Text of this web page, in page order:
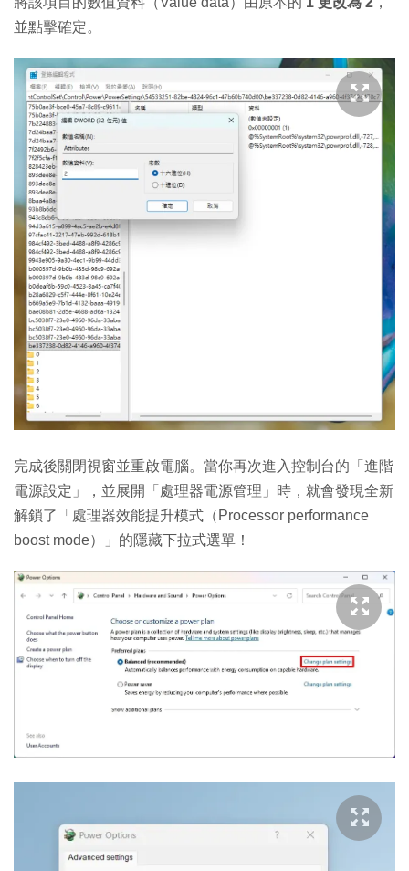
並點擊確定。
完成後關閉視窗並重啟電腦。當你再次進入控制台的「進階
電源設定」，並展開「處理器電源管理」時，就會發現全新
解鎖了「處理器效能提升模式（Processor performance
boost mode）」的隱藏下拉式選單！